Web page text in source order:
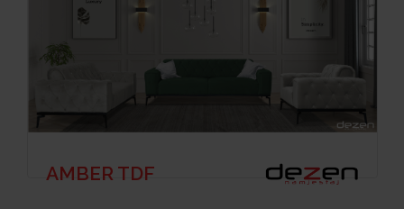
AMBER TDF